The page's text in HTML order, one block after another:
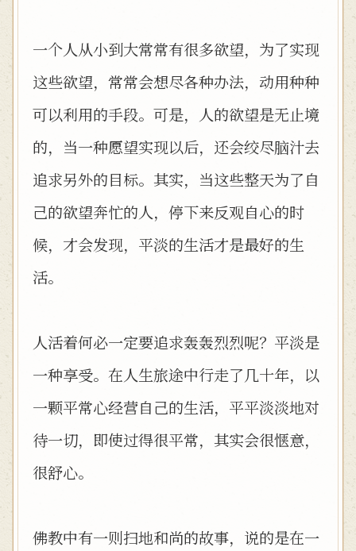
一个人从小到大常常有很多欲望，为了实现
这些欲望，常常会想尽各种办法，动用种种
可以利用的手段。可是，人的欲望是无止境
的，当一种愿望实现以后，还会绞尽脑汁去
追求另外的目标。其实，当这些整天为了自
己的欲望奔忙的人，停下来反观自心的时
候，才会发现，平淡的生活才是最好的生
活。
人活着何必一定要追求轰轰烈烈呢？平淡是
一种享受。在人生旅途中行走了几十年，以
一颗平常心经营自己的生活，平平淡淡地对
待一切，即使过得很平常，其实会很惬意，
很舒心。
佛教中有一则扫地和尚的故事，说的是在一